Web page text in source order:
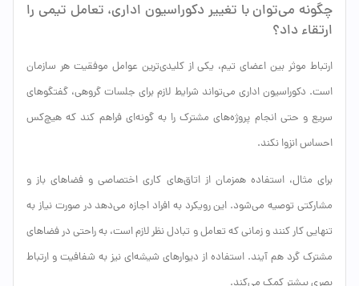
چگونه می‌توان با تغییر دکوراسیون اداری، تعامل تیمی را
ارتقاء داد؟
ارتباط موثر بین اعضای تیم، یکی از کلیدی‌ترین عوامل موفقیت هر سازمان
است. دکوراسیون اداری می‌تواند شرایط لازم برای جلسات گروهی، گفتگوهای
سریع و حتی انجام پروژه‌های مشترک را به گونه‌ای فراهم کند که هیچ‌کس
احساس انزوا نکند.
برای مثال، استفاده همزمان از اتاق‌های کاری اختصاصی و فضاهای باز و
مشارکتی توصیه می‌شود. این رویکرد به افراد اجازه می‌دهد در صورت نیاز به
تنهایی کار کنند و زمانی که تعامل و تبادل نظر لازم است، به راحتی در فضاهای
مشترک گرد هم آیند. استفاده از دیوارهای شیشه‌ای نیز به شفافیت و ارتباط